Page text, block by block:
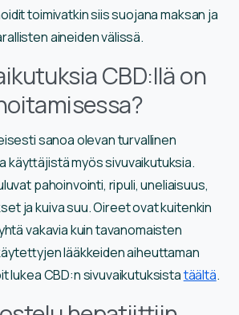
toimivatkin siis suojana maksan ja
aineiden välissä.
CBD:llä on
sanoa olevan turvallinen
käyttäjistä myös sivuvaikutuksia.
pahoinvointi, ripuli, uneliaisuus,
ja kuiva suu. Oireet ovat kuitenkin
vakavia kuin tavanomaisten
lääkkeiden aiheuttaman
lukea CBD:n sivuvaikutuksistatäältä.